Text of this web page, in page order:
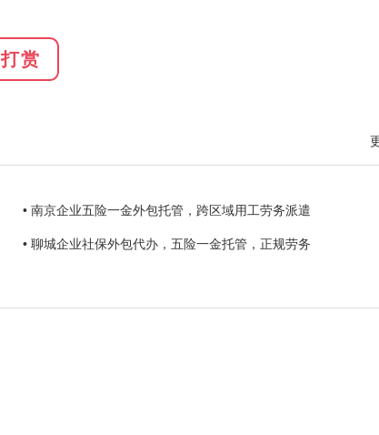
打赏
• 南京企业五险一金外包托管，跨区域用工劳务派遣
• 聊城企业社保外包代办，五险一金托管，正规劳务